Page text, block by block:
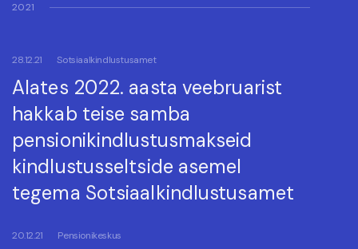
2021
28.12.21 Sotsiaalkindlustusamet
Alates 2022. aasta veebruarist
hakkab teise samba
pensionikindlustusmakseid
kindlustusseltside asemel
tegema Sotsiaalkindlustusamet
20.12.21 Pensionikeskus